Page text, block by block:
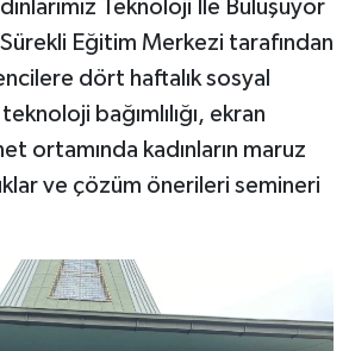
Teknoloji İle Buluşuyor
Eğitim Merkezi tarafından
dört haftalık sosyal
bağımlılığı, ekran
ortamında kadınların maruz
ve çözüm önerileri semineri